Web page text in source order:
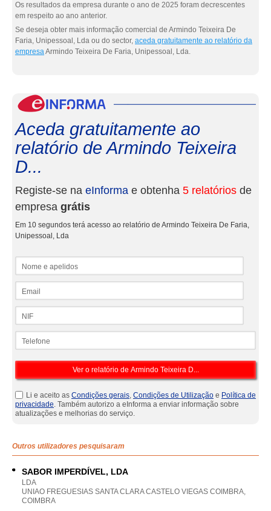
Os resultados da empresa durante o ano de 2025 foram decrescentes
em respeito ao ano anterior.
Se deseja obter mais informação comercial de Armindo Teixeira De
Faria, Unipessoal, Lda ou do sector, aceda gratuitamente ao relatório da
empresaArmindo Teixeira De Faria, Unipessoal, Lda.
Aceda gratuitamente ao
relatório de Armindo Teixeira
D...
Registe-se na eInforma e obtenha 5 relatórios de
empresa grátis
Em 10 segundos terá acesso ao relatório de Armindo Teixeira De Faria,
Unipessoal, Lda
Li e aceito as Condições gerais, Condições de Utilização e Política de
privacidade. Também autorizo a eInforma a enviar informação sobre
atualizações e melhorias do serviço.
Outros utilizadores pesquisaram
SABOR IMPERDÍVEL, LDA
LDA
UNIAO FREGUESIAS SANTA CLARA CASTELO VIEGAS COIMBRA,
COIMBRA